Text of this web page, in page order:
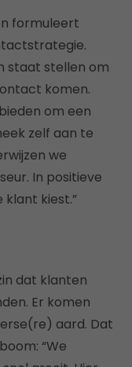
formuleert
staat stellen om
komen.
om een
zelf aan te
we
In positieve
klant kiest.”
dat klanten
Er komen
aard. Dat
“We